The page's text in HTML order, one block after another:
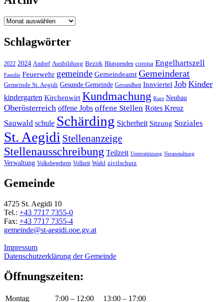
Archiv
Schlagwörter
2022 2024 Andorf Ausbildung Bezirk Blutspenden corona Engelhartszell
Familie Feuerwehr gemeinde Gemeindeamt Gemeinderat
Gemeinde St. Aegidi Gesunde Gemeinde Gesundheit Innviertel Job Kinder
kindergarten Kirchenwirt Kundmachung Kurs Neubau
Oberösterreich offene Jobs offene Stellen Rotes Kreuz
Sauwald schule Schärding Sicherheit Sitzung Soziales
St. Aegidi Stellenanzeige
Stellenausschreibung Teilzeit Unterstützung Veranstaltung
Verwaltung Volksbegehren Vollzeit Wahl zivilschutz
Gemeinde
4725 St. Aegidi 10
Tel.: +43 7717 7355-0
Fax: +43 7717 7355-4
gemeinde@st-aegidi.ooe.gv.at
Impressum
Datenschutzerklärung der Gemeinde
Öffnungszeiten:
Montag 7:00 – 12:00 13:00 – 17:00